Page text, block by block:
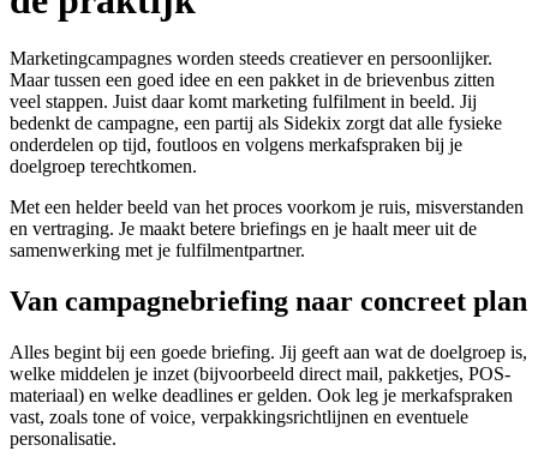
Marketingcampagnes worden steeds creatiever en persoonlijker.
Maar tussen een goed idee en een pakket in de brievenbus zitten
veel stappen. Juist daar komt marketing fulfilment in beeld. Jij
bedenkt de campagne, een partij als Sidekix zorgt dat alle fysieke
onderdelen op tijd, foutloos en volgens merkafspraken bij je
doelgroep terechtkomen.
Met een helder beeld van het proces voorkom je ruis, misverstanden
en vertraging. Je maakt betere briefings en je haalt meer uit de
samenwerking met je fulfilmentpartner.
Van campagnebriefing naar concreet plan
Alles begint bij een goede briefing. Jij geeft aan wat de doelgroep is,
welke middelen je inzet (bijvoorbeeld direct mail, pakketjes, POS-
materiaal) en welke deadlines er gelden. Ook leg je merkafspraken
vast, zoals tone of voice, verpakkingsrichtlijnen en eventuele
personalisatie.